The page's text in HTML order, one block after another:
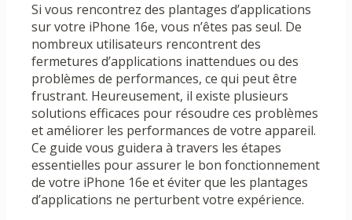
Si vous rencontrez des plantages d’applications
sur votre iPhone 16e, vous n’êtes pas seul. De
nombreux utilisateurs rencontrent des
fermetures d’applications inattendues ou des
problèmes de performances, ce qui peut être
frustrant. Heureusement, il existe plusieurs
solutions efficaces pour résoudre ces problèmes
et améliorer les performances de votre appareil.
Ce guide vous guidera à travers les étapes
essentielles pour assurer le bon fonctionnement
de votre iPhone 16e et éviter que les plantages
d’applications ne perturbent votre expérience.